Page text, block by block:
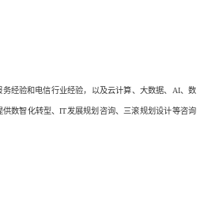
经验和电信行业经验，以及云计算、大数据、AI、数
数智化转型、IT发展规划咨询、三滚规划设计等咨询